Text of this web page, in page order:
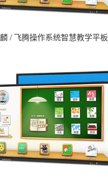
/ 飞腾操作系统智慧教学平板